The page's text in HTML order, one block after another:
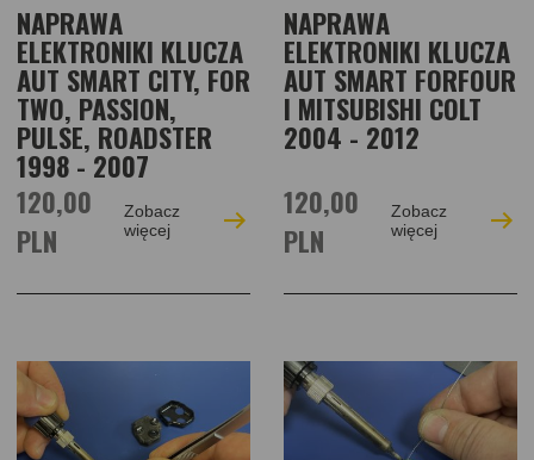
NAPRAWA
ELEKTRONIKI KLUCZA
AUT SMART CITY, FOR
TWO, PASSION,
PULSE, ROADSTER
1998 - 2007
120,00
PLN
Zobacz
więcej
NAPRAWA
ELEKTRONIKI KLUCZA
AUT SMART FORFOUR
I MITSUBISHI COLT
2004 - 2012
120,00
PLN
Zobacz
więcej